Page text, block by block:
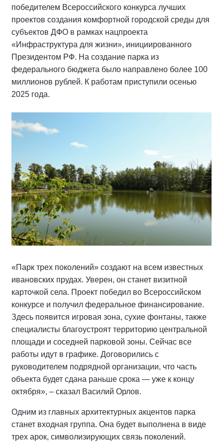
победителем Всероссийского конкурса лучших
проектов создания комфортной городской среды для
субъектов ДФО в рамках нацпроекта
«Инфраструктура для жизни», инициированного
Президентом РФ. На создание парка из
федерального бюджета было направлено более 100
миллионов рублей. К работам приступили осенью
2025 года.
«Парк трех поколений» создают на всем известных
ивановских прудах. Уверен, он станет визитной
карточкой села. Проект победил во Всероссийском
конкурсе и получил федеральное финансирование.
Здесь появится игровая зона, сухие фонтаны, также
специалисты благоустроят территорию центральной
площади и соседней парковой зоны. Сейчас все
работы идут в графике. Договорились с
руководителем подрядной организации, что часть
объекта будет сдана раньше срока — уже к концу
октября», – сказал Василий Орлов.
Одним из главных архитектурных акцентов парка
станет входная группа. Она будет выполнена в виде
трех арок, символизирующих связь поколений.